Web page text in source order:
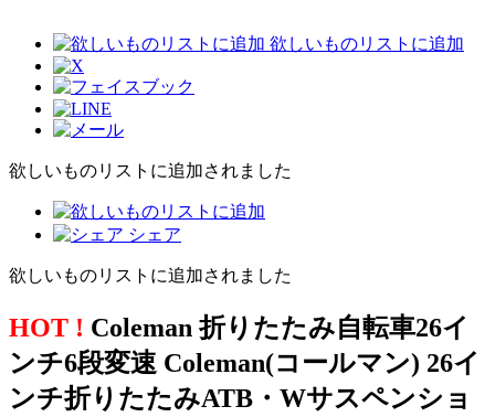
欲しいものリストに追加
欲しいものリストに追加されました
シェア
欲しいものリストに追加されました
HOT ! Coleman 折りたたみ自転車26イ
ンチ6段変速 Coleman(コールマン) 26イ
ンチ折りたたみATB・Wサスペンショ